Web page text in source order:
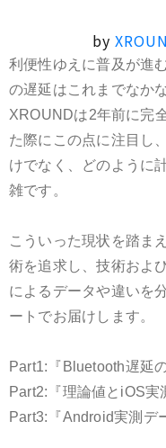
by
利便性ゆえに普及が進
の遅延はこれまでなか
XROUNDは2年前に完
た際にこの点に注目し
けでなく、どのように
雑です。
こういった現状を踏ま
術を追求し、技術およ
によるデータや違いを
ートでお届けします。
Part1:『Bluetooth遅延
Part2:『理論値とiOS
Part3:『Android実測デ